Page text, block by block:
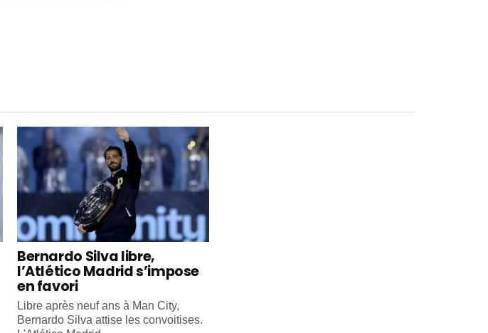
Bernardo Silva libre,
l’Atlético Madrid s’impose
en favori
Libre après neuf ans à Man City,
Bernardo Silva attise les convoitises.